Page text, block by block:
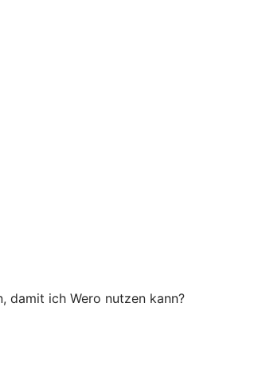
damit ich Wero nutzen kann?